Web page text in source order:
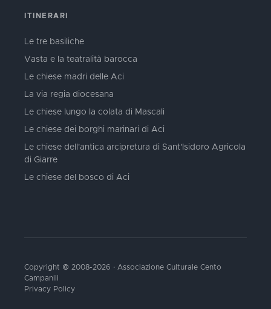
ITINERARI
Le tre basiliche
Vasta e la teatralità barocca
Le chiese madri delle Aci
La via regia diocesana
Le chiese lungo la colata di Mascali
Le chiese dei borghi marinari di Aci
Le chiese dell'antica arcipretura di Sant'Isidoro Agricola
di Giarre
Le chiese del bosco di Aci
Copyright © 2008-2026 · Associazione Culturale Cento
Campanili
Privacy Policy